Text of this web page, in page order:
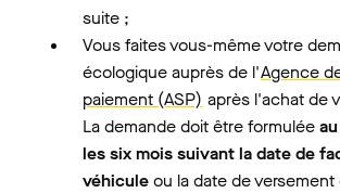
suite ;
Vous faites vous-même votre
écologique auprès de l'Agence
paiement (ASP) après l'achat de
La demande doit être formulée
les six mois suivant la date de
véhiculeou la date de